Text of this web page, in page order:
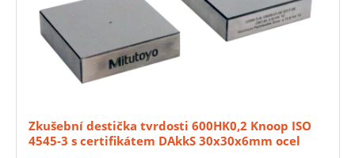
Zkušební destička tvrdosti 600HK0,2 Knoop ISO
4545-3 s certifikátem DAkkS 30x30x6mm ocel